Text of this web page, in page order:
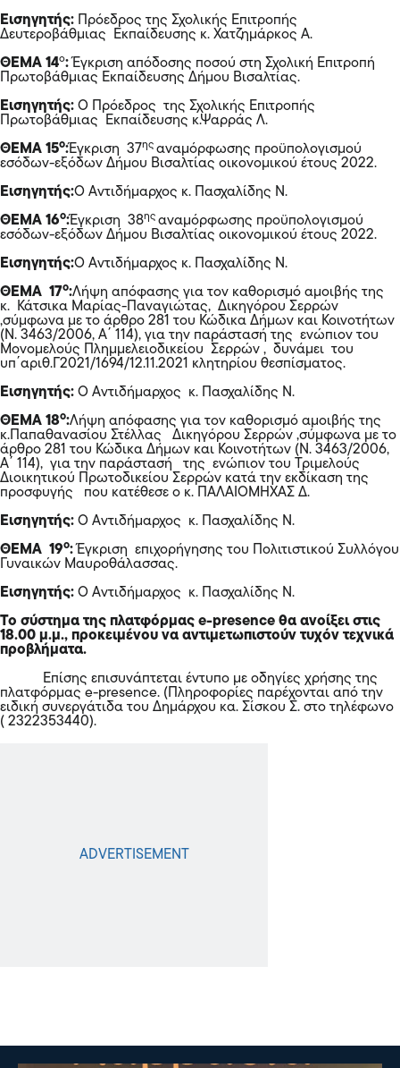
Εισηγητής: Πρόεδρος της Σχολικής Επιτροπής
Δευτεροβάθμιας Εκπαίδευσης κ. Χατζημάρκος Α.
ΘΕΜΑ 14ο:Έγκριση απόδοσης ποσού στη Σχολική Επιτροπή
Πρωτοβάθμιας Εκπαίδευσης Δήμου Βισαλτίας.
Εισηγητής: Ο Πρόεδρος της Σχολικής Επιτροπής
Πρωτοβάθμιας Εκπαίδευσης κ.Ψαρράς Λ.
ΘΕΜΑ 15ο:Έγκριση 37ης αναμόρφωσης προϋπολογισμού
εσόδων-εξόδων Δήμου Βισαλτίας οικονομικού έτους 2022.
Εισηγητής:O Αντιδήμαρχος κ. Πασχαλίδης Ν.
ΘΕΜΑ 16ο:Έγκριση 38ης αναμόρφωσης προϋπολογισμού
εσόδων-εξόδων Δήμου Βισαλτίας οικονομικού έτους 2022.
Εισηγητής:O Αντιδήμαρχος κ. Πασχαλίδης Ν.
ΘΕΜΑ 17ο:Λήψη απόφασης για τον καθορισμό αμοιβής της
κ. Κάτσικα Μαρίας-Παναγιώτας, Δικηγόρου Σερρών
,σύμφωνα με το άρθρο 281 του Κώδικα Δήμων και Κοινοτήτων
(Ν. 3463/2006, Α΄ 114), για την παράστασή της ενώπιον του
Μονομελούς Πλημμελειοδικείου Σερρών , δυνάμει του
υπ΄αριθ.Γ2021/1694/12.11.2021 κλητηρίου θεσπίσματος.
Εισηγητής: Ο Αντιδήμαρχος κ. Πασχαλίδης Ν.
ΘΕΜΑ 18ο:Λήψη απόφασης για τον καθορισμό αμοιβής της
κ.Παπαθανασίου Στέλλας Δικηγόρου Σερρών ,σύμφωνα με το
άρθρο 281 του Κώδικα Δήμων και Κοινοτήτων (Ν. 3463/2006,
Α΄ 114), για την παράστασή της ενώπιον του Τριμελούς
Διοικητικού Πρωτοδικείου Σερρών κατά την εκδίκαση της
προσφυγής που κατέθεσε ο κ. ΠΑΛΑΙΟΜΗΧΑΣ Δ.
Εισηγητής: Ο Αντιδήμαρχος κ. Πασχαλίδης Ν.
ΘΕΜΑ 19ο:Έγκριση επιχορήγησης του Πολιτιστικού Συλλόγου
Γυναικών Μαυροθάλασσας.
Εισηγητής: Ο Αντιδήμαρχος κ. Πασχαλίδης Ν.
Το σύστημα της πλατφόρμας e-presence θα ανοίξει στις
18.00 μ.μ., προκειμένου να αντιμετωπιστούν τυχόν τεχνικά
προβλήματα.
Επίσης επισυνάπτεται έντυπο με οδηγίες χρήσης της
πλατφόρμας e-presence. (Πληροφορίες παρέχονται από την
ειδική συνεργάτιδα του Δημάρχου κα. Σίσκου Σ. στο τηλέφωνο
( 2322353440).